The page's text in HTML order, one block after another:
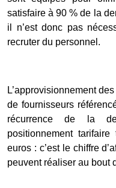
satisfaire à 90 % de la
il n’est donc pas
recruter du personnel.
L’approvisionnement
de fournisseurs
récurrence de la
positionnement
euros : c’est le chiffre
peuvent réaliser au bout